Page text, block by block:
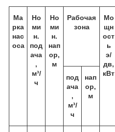
Ма
рка
нас
оса
Но
ми
н.
под
ача
,
м³/
ч
Но
ми
н.
нап
ор,
м
Рабочая
зона
Мо
щн
ост
ь
э/
дв,
кВт
под
ача
,
м³/
ч
нап
ор,
м